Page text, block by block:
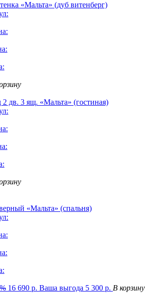
«Мальта» (дуб витенберг)
дв. 3 ящ. «Мальта» (гостиная)
«Мальта» (спальня)
16 690 р. Ваша выгода 5 300 р. В корзину